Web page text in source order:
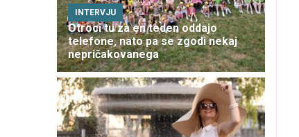
INTERVJU
Otroci tu za en teden oddajo
telefone, nato pa se zgodi nekaj
nepričakovanega